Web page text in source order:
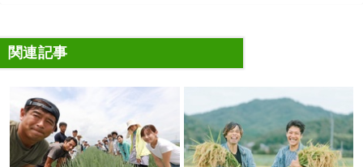
関連記事